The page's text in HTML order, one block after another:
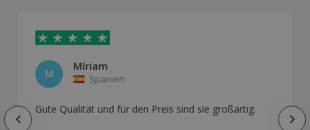
M
Míriam
Spanien
Gute Qualität und für den Preis sind sie großartig.